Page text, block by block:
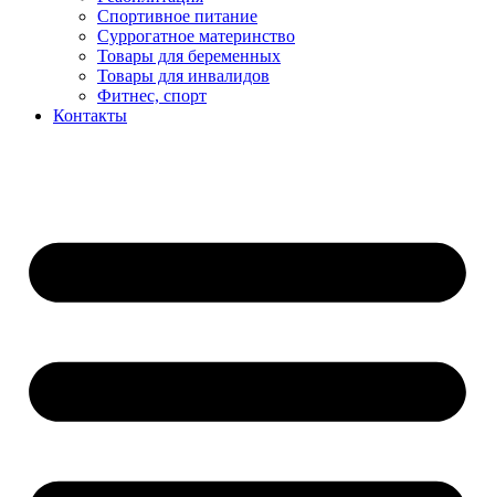
Спортивное питание
Суррогатное материнство
Товары для беременных
Товары для инвалидов
Фитнес, спорт
Контакты